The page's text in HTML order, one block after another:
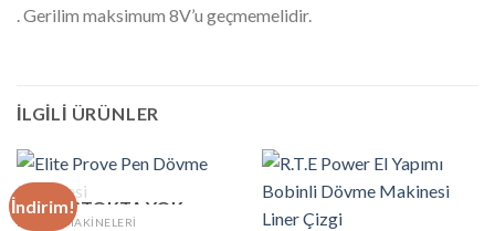
. Gerilim maksimum 8V’u geçmemelidir.
İLGILI ÜRÜNLER
İndirim!STOKTA YOK
DÖVME MAKINELERI